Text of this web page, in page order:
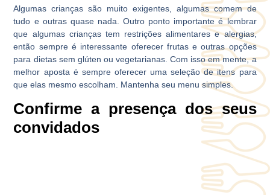
Algumas crianças são muito exigentes, algumas comem de
tudo e outras quase nada. Outro ponto importante é lembrar
que algumas crianças tem restrições alimentares e alergias,
então sempre é interessante oferecer frutas e outras opções
para dietas sem glúten ou vegetarianas. Com isso em mente, a
melhor aposta é sempre oferecer uma seleção de itens para
que elas mesmo escolham. Mantenha seu menu simples.
Confirme a presença dos seus
convidados